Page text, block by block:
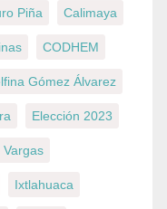
Piña Calimaya
CODHEM
Gómez Álvarez
Elección 2023
Vargas
Ixtlahuaca